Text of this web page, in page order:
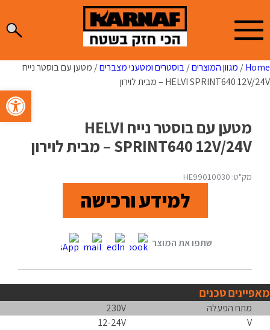
פתח
to
content
Home
/ מגוון המוצרים/בוסטרים ומטעני מצברים/ מטען עם בוסטר נייח
HELVI SPRINT640 12V/24V – מבית לוירון
מטען עם בוסטר נייח HELVI
SPRINT640 12V/24V – מבית לוירון
מק"ט: HE99010030
למידע ורכישה
מאפיינים טכנים
מתח הפעלה
230V
V
12-24V